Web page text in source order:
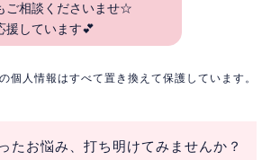
ご相談くださいませ☆
援しています💕
個人情報はすべて置き換えて保護しています。
たお悩み、打ち明けてみませんか？